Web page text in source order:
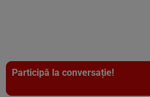
Participă la conversație!